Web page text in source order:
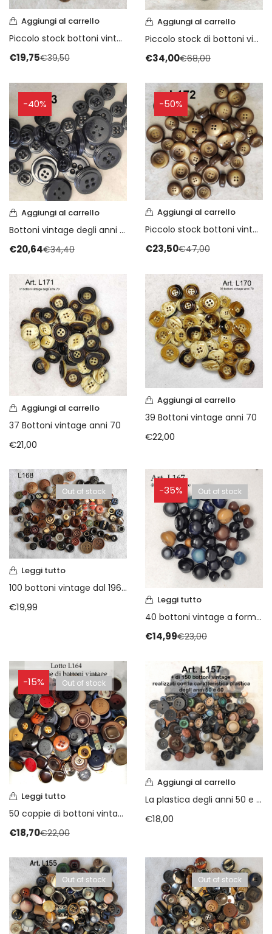
Aggiungi al carrello
Piccolo stock bottoni vintage anni 70
€19,75€39,50
Aggiungi al carrello
Piccolo stock di bottoni vintage degli anni 70
€34,00€68,00
-40%
Aggiungi al carrello
Bottoni vintage degli anni 70 ultimi bottoni
€20,64€34,40
-50%
Aggiungi al carrello
Piccolo stock bottoni vintage degli anni 70
€23,50€47,00
Aggiungi al carrello
37 Bottoni vintage anni 70
€21,00
Aggiungi al carrello
39 Bottoni vintage anni 70
€22,00
Out of stock
Leggi tutto
100 bottoni vintage dal 1960 al 1990
€19,99
-35% Out of stock
Leggi tutto
40 bottoni vintage a forma di ghianda
€14,99€23,00
-15% Out of stock
Leggi tutto
50 coppie di bottoni vintage anni 60 70 80
€18,70€22,00
Aggiungi al carrello
La plastica degli anni 50 e 60
€18,00
Out of stock Out of stock